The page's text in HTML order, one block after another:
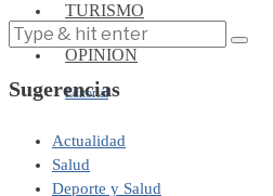
TURISMO
OPINIÓN
Editorial
Sugerencias
Actualidad
Salud
Deporte y Salud